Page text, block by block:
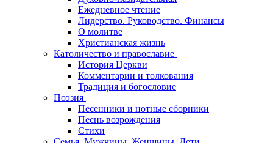
Ежедневное чтение
Лидерство. Руководство. Финансы
О молитве
Христианская жизнь
Католичество и православие
История Церкви
Комментарии и толкования
Традиция и богословие
Поэзия
Песенники и нотные сборники
Песнь возрождения
Стихи